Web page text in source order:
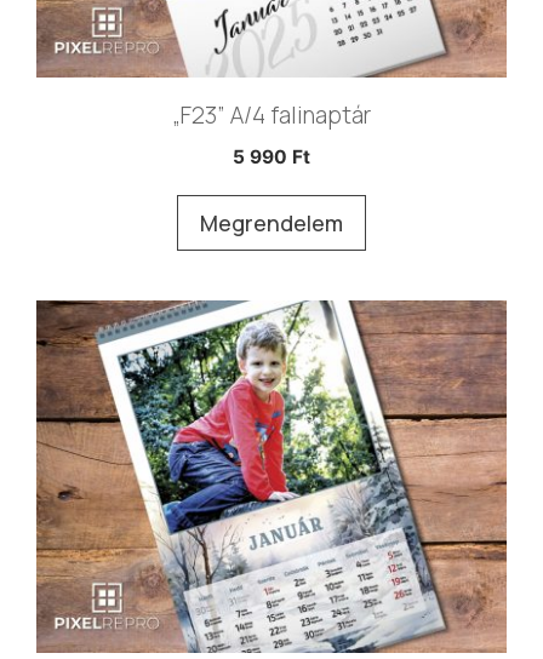
„F23” A/4 falinaptár
5 990 Ft
Megrendelem